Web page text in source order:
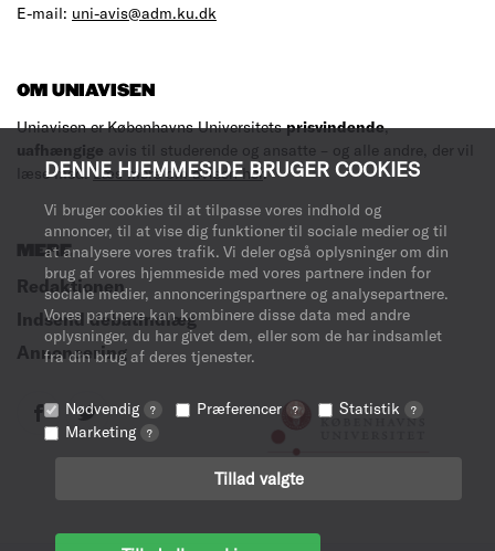
DENNE HJEMMESIDE BRUGER COOKIES
Vi bruger cookies til at tilpasse vores indhold og
annoncer, til at vise dig funktioner til sociale medier og til
at analysere vores trafik. Vi deler også oplysninger om din
brug af vores hjemmeside med vores partnere inden for
sociale medier, annonceringspartnere og analysepartnere.
Vores partnere kan kombinere disse data med andre
oplysninger, du har givet dem, eller som de har indsamlet
fra din brug af deres tjenester.
Nødvendig ? Præferencer ? Statistik ?
Marketing ?
Tillad valgte
E-mail: uni-avis@adm.ku.dk
OM UNIAVISEN
Uniavisen er Københavns Universitetsprisvindende,
uafhængige avis til studerende og ansatte – og alle andre, der vil
læse med.Læs mere om avisen her.
MERE
Redaktionen
Indsend debatindlæg
Annoncering